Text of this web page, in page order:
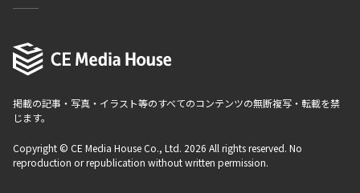
掲載の記事・写真・イラスト等のすべてのコンテンツの無断複写・転載を禁
じます。
Copyright © CE Media House Co., Ltd. 2026 All rights reserved. No
reproduction or republication without written permission.